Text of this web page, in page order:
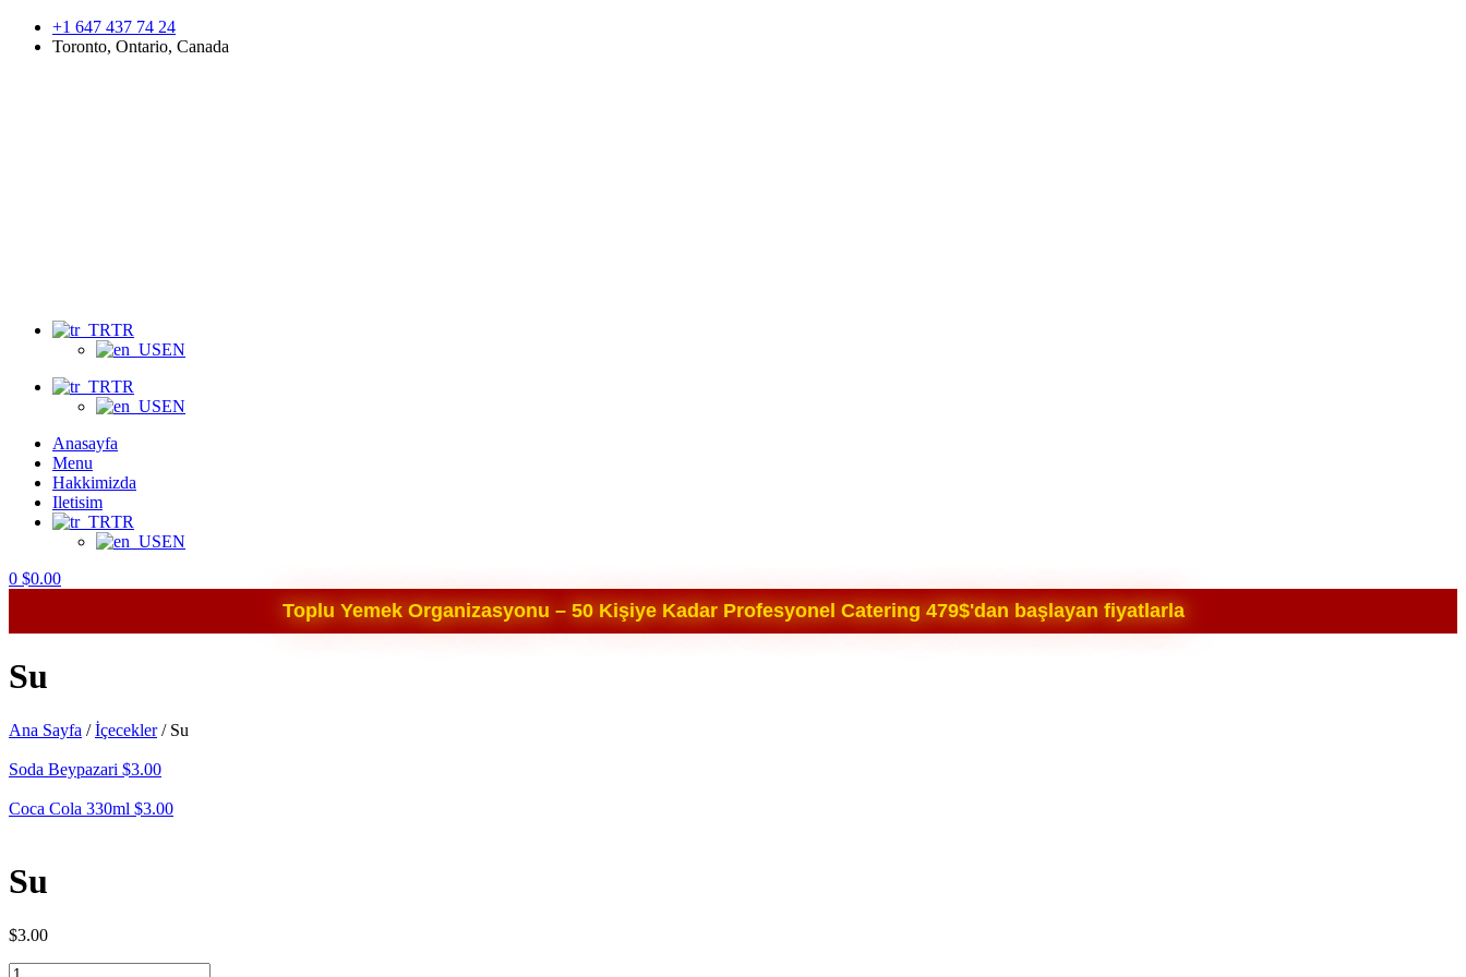
+1 647 437 74 24
Toronto, Ontario, Canada
TR
EN
TR
EN
Anasayfa
Menu
Hakkimizda
Iletisim
TR
EN
0 $0.00
Toplu Yemek Organizasyonu – 50 Kişiye Kadar Profesyonel Catering 479$'dan başlayan fiyatlarla
Su
Ana Sayfa /İçecekler/ Su
Soda Beypazari $3.00
Coca Cola 330ml $3.00
Su
$3.00
Su